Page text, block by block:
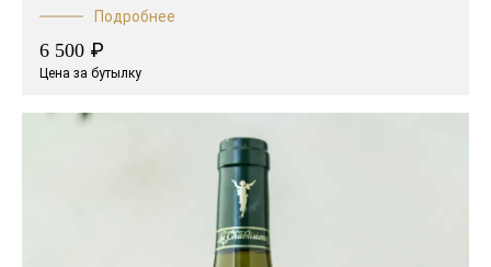
Подробнее
6 500 ₽
Цена за бутылку